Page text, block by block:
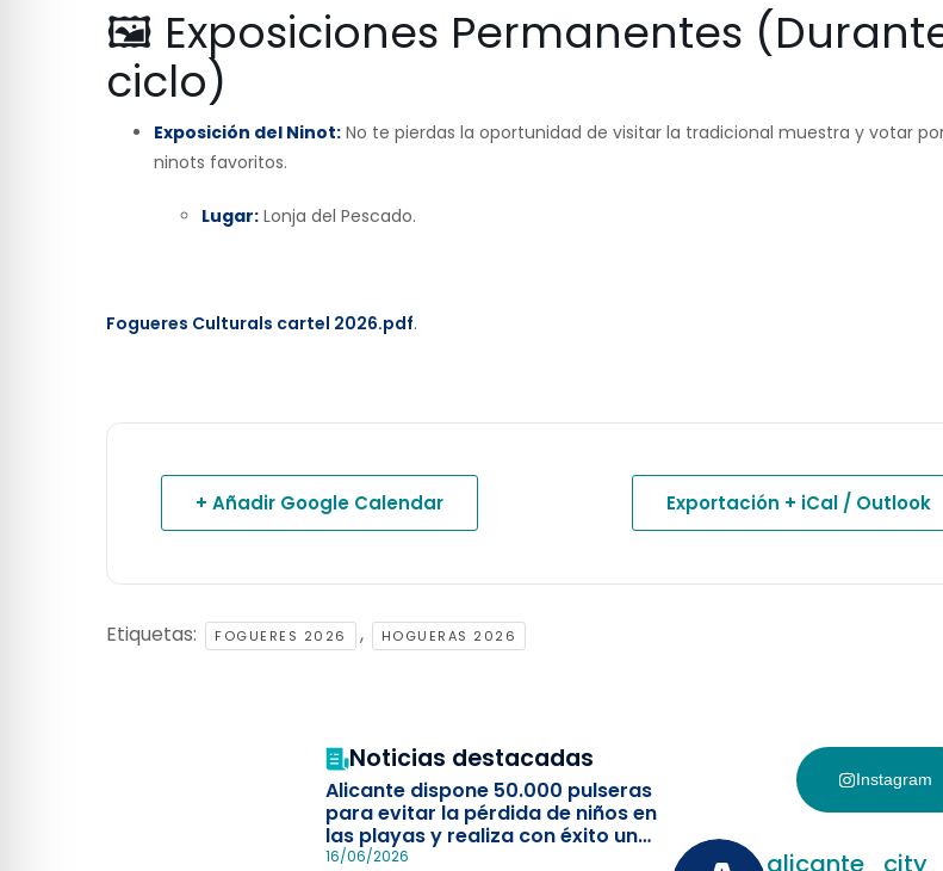
🖼️ Exposiciones Permanentes
ciclo)
Exposición del Ninot: No te pierdas la oportunidad de visitar la tradicional muestra y votar
ninots favoritos.
Lugar: Lonja del Pescado.
Fogueres Culturals cartel 2026.pdf.
+ Añadir Google Calendar Exportación + iCal / Outlook
Etiquetas: FOGUERES 2026 , HOGUERAS 2026
Noticias destacadas
Alicante dispone 50.000 pulseras
para evitar la pérdida de niños en
las playas y realiza con éxito un
simulacro de socorrismo
16/06/2026
Instagram
alicante_city